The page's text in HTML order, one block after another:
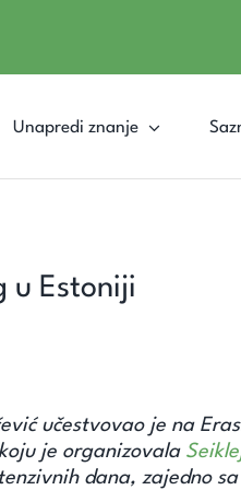
Unapredi znanje
u Estoniji
učestvovao je na
je organizovala
dana, zajedno